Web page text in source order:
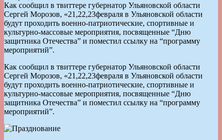
Как сообщил в твиттере губернатор Ульяновской области
Сергей Морозов, «21,22,23февраля в Ульяновской области
будут проходить военно-патриотические, спортивные и
культурно-массовые мероприятия, посвященные “Дню
защитника Отечества” и поместил ссылку на “программу
мероприятий”.
Как сообщил в твиттере губернатор Ульяновской области
Сергей Морозов, «21,22,23февраля в Ульяновской области
будут проходить военно-патриотические, спортивные и
культурно-массовые мероприятия, посвященные “Дню
защитника Отечества” и поместил ссылку на “программу
мероприятий”.